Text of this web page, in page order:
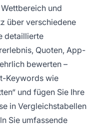
und
über verschiedene
detaillierte
Quoten, App-
bewerten –
Keywords wie
und fügen Sie Ihre
in Vergleichstabellen
Sie umfassende